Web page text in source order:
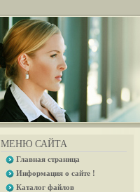
МЕНЮ САЙТА
Главная страница
Информация о сайте !
Каталог файлов